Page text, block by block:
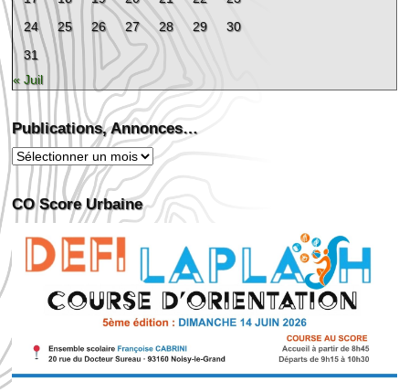
24
25 26 27 28 29
30
31
« Juil
Publications, Annonces…
Publications,
Annonces…
CO Score Urbaine